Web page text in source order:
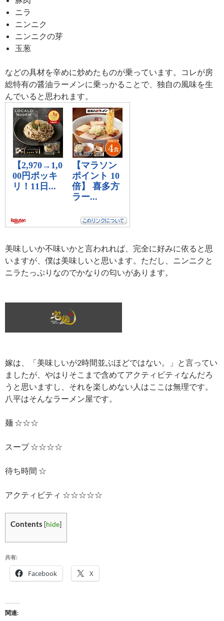
ニラ
ニンニク
ニンニクの芽
玉葱
などの具材を辛めに炒めたものが乗っています。コレが房
総特有の醤油ラーメンに乗っかることで、独自の風味を生
んでいると思われます。
美味しいか不味いかと言われれば、完全に好みに依ると思
いますが、僕は美味しいと思います。ただし、ニンニクと
ニラたっぷりなのでかなりの匂いがあります。
嫁は、「美味しいが2時間並ぶほどではない。」と言ってい
ましたが、やはりそこまで含めてアクティビティなんだろ
うと思いますし、それを楽しめない人はここは無理です。
八平はそんなラーメン屋です。
麺 ☆☆☆
スープ ☆☆☆☆
待ち時間 ☆
アクティビティ ☆☆☆☆☆
Contents [hide]
共有:
Facebook X
関連